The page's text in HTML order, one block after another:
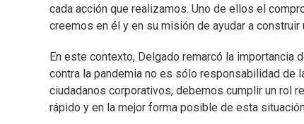
cada acción que realizamos. Uno de ellos el
creemos en él y en su misión de ayudar a
En este contexto, Delgado remarcó la importancia
contra la pandemia no es sólo responsabilidad
ciudadanos corporativos, debemos cumplir un rol
rápido y en la mejor forma posible de esta